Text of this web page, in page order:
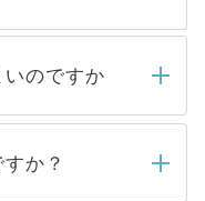
のですか
弊社担当者がご
メールもしくは
か？